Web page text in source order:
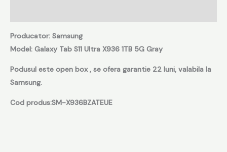
Producator: Samsung
Model: Galaxy Tab S11 Ultra X936 1TB 5G Gray
Podusul este open box , se ofera garantie 22 luni, valabila la
Samsung.
Cod produs:SM-X936BZATEUE